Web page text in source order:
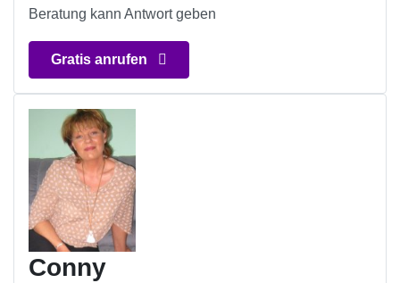
Beratung kann Antwort geben
Gratis anrufen
Conny